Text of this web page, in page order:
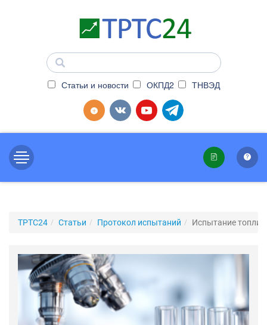
Статьи и новости ОКПД2 ТНВЭД
ТРТС24 Статьи Протокол испытаний Испытание